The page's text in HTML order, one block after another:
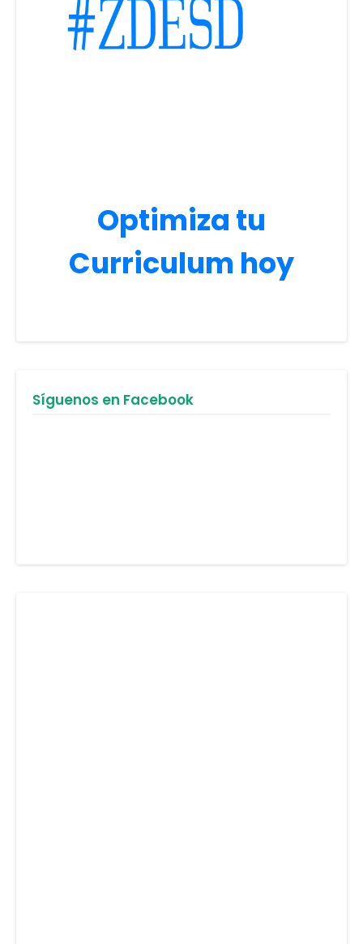
Optimiza tu
Curriculum hoy
Síguenos en Facebook